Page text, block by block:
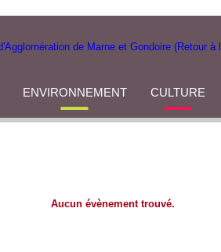
ENVIRONNEMENT CULTURE
Aucun évènement trouvé.